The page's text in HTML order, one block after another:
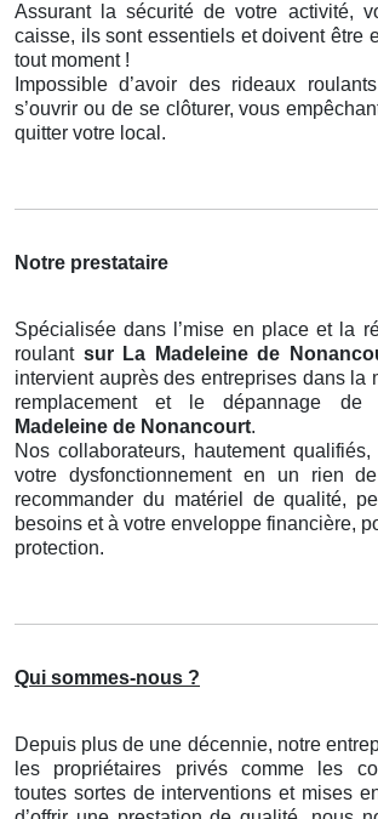
Assurant la sécurité de votre activité,
caisse, ils sont essentiels et doivent être
tout moment !
Impossible d’avoir des rideaux
s’ouvrir ou de se clôturer, vous
quitter votre local.
Notre prestataire
Spécialisée dans l’mise en place et la
roulant sur La Madeleine de
intervient auprès des entreprises dans
remplacement et le dépannage de
Madeleine de Nonancourt.
Nos collaborateurs, hautement
votre dysfonctionnement en un rien
recommander du matériel de qualité,
besoins et à votre enveloppe financière,
protection.
Qui sommes-nous ?
Depuis plus de une décennie, notre
les propriétaires privés comme les
toutes sortes de interventions et mises